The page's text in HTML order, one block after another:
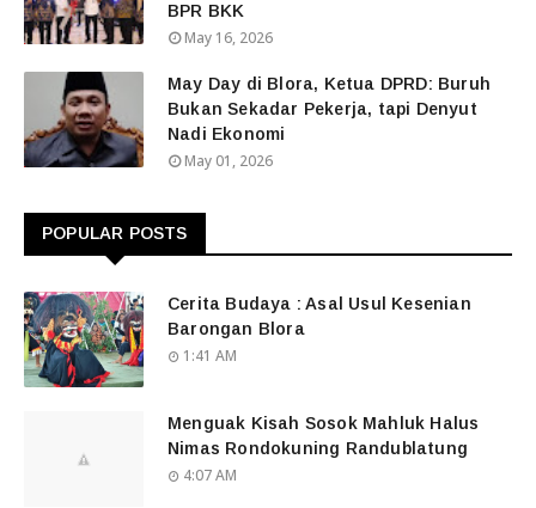
BPR BKK
May 16, 2026
May Day di Blora, Ketua DPRD: Buruh
Bukan Sekadar Pekerja, tapi Denyut
Nadi Ekonomi
May 01, 2026
POPULAR POSTS
Cerita Budaya : Asal Usul Kesenian
Barongan Blora
1:41 AM
Menguak Kisah Sosok Mahluk Halus
Nimas Rondokuning Randublatung
4:07 AM